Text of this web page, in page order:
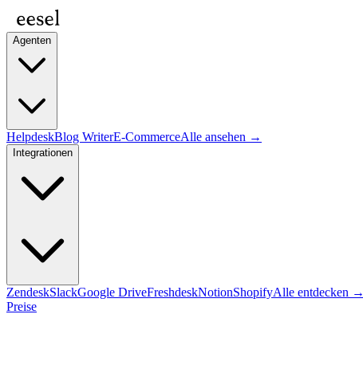
Agenten
HelpdeskBlog WriterE-CommerceAlle ansehen →
Integrationen
ZendeskSlackGoogle DriveFreshdeskNotionShopifyAlle entdecken →
Preise